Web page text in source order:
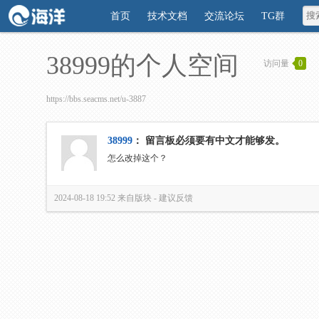
首页 技术文档 交流论坛 TG群
38999的个人空间 访问量 0
https://bbs.seacms.net/u-3887
38999 ： 留言板必须要有中文才能够发。
怎么改掉这个？
2024-08-18 19:52 来自版块 - 建议反馈